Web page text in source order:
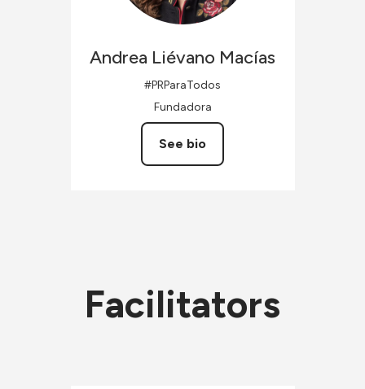
Andrea Liévano Macías
#PRParaTodos
Fundadora
See bio
Facilitators